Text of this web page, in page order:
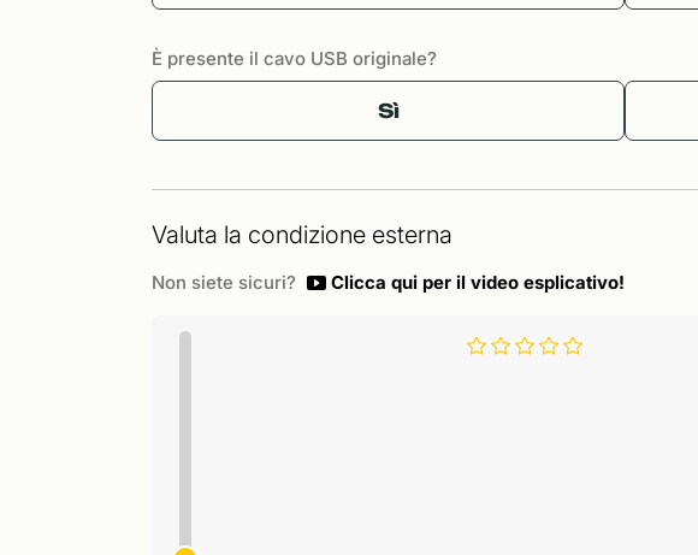
È presente il cavo USB originale?
Sì
Valuta la condizione esterna
Non siete sicuri? Clicca qui per il video esplicativo!